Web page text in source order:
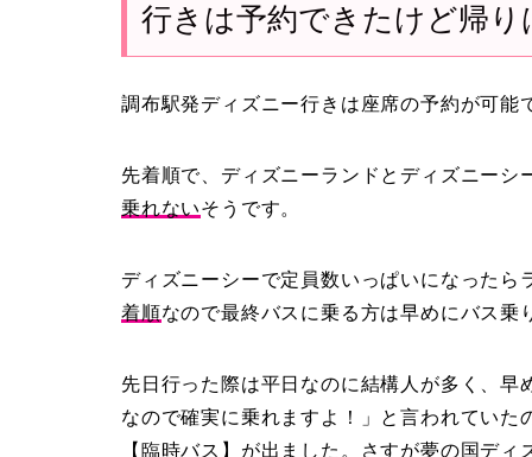
行きは予約できたけど帰り
調布駅発ディズニー行きは座席の予約が可能
先着順で、ディズニーランドとディズニーシ
乗れないそうです。
ディズニーシーで定員数いっぱいになった
着順なので最終バスに乗る方は早めにバス乗
先日行った際は平日なのに結構人が多く、
なので確実に乗れますよ！」と言われてい
【臨時バス】が出ました。さすが夢の国ディ